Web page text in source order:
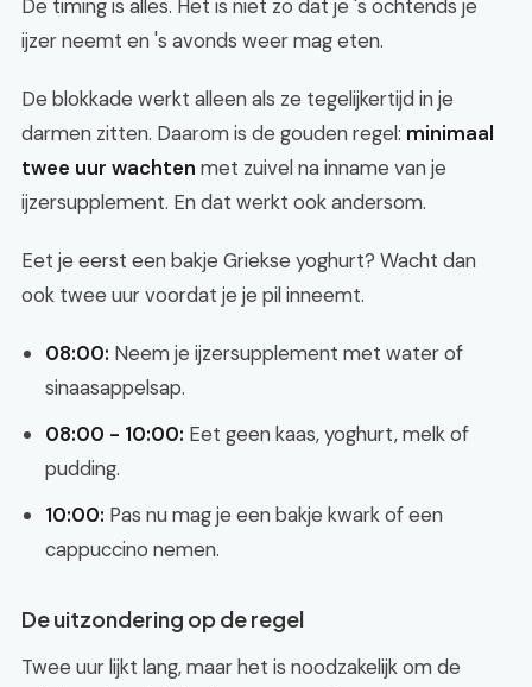
De timing is alles. Het is niet zo dat je 's ochtends je
ijzer neemt en 's avonds weer mag eten.
De blokkade werkt alleen als ze tegelijkertijd in je
darmen zitten. Daarom is de gouden regel: minimaal
twee uur wachten met zuivel na inname van je
ijzersupplement. En dat werkt ook andersom.
Eet je eerst een bakje Griekse yoghurt? Wacht dan
ook twee uur voordat je je pil inneemt.
08:00: Neem je ijzersupplement met water of
sinaasappelsap.
08:00 - 10:00: Eet geen kaas, yoghurt, melk of
pudding.
10:00: Pas nu mag je een bakje kwark of een
cappuccino nemen.
De uitzondering op de regel
Twee uur lijkt lang, maar het is noodzakelijk om de